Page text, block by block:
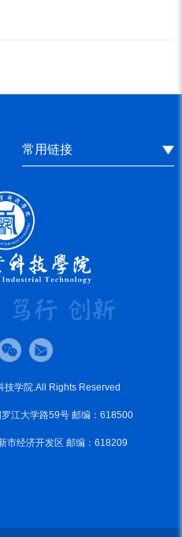
常用链接
技学院.All Rights Reserved
江大学路59号 邮编：618500
市经济开发区 邮编：618209